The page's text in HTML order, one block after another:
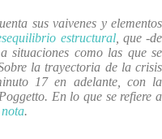
sus vaivenes y elementos
estructural, que -de
situaciones como las que se
la trayectoria de la crisis
17 en adelante, con la
En lo que se refiere a
.